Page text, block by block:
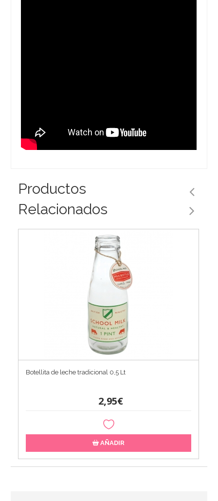
Productos
Relacionados
Botellita de leche tradicional 0,5 Lt
2,95€
AÑADIR